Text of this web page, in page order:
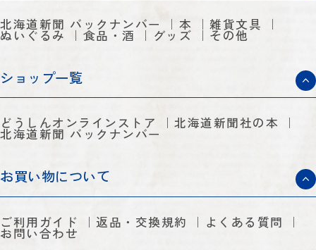
北海道新聞 バックナンバー 本 雑貨文具
ぬいぐるみ 食品・酒 グッズ その他
ショップ一覧
どうしんオンラインストア 北海道新聞社の本
北海道新聞 バックナンバー
お買い物について
ご利用ガイド 返品・交換規約 よくある質問
お問い合わせ